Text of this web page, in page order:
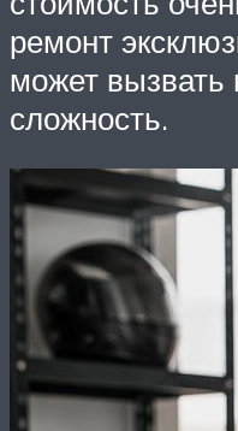
ремонт
может вызвать
сложность.